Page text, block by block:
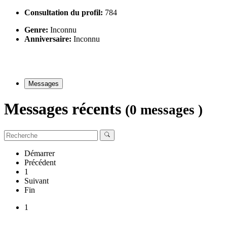
Consultation du profil: 784
Genre: Inconnu
Anniversaire: Inconnu
Messages
Messages récents (0 messages )
Démarrer
Précédent
1
Suivant
Fin
1